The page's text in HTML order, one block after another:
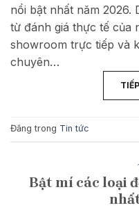
nổi bật nhất năm 2026.
từ đánh giá thực tế của
showroom trực tiếp và
chuyên…
Đăng trong Tin tức
Bật mí các loại